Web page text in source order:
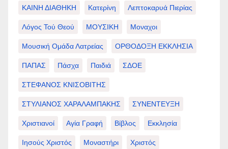
ΚΑΙΝΗ ΔΙΑΘΗΚΗ Κατερίνη Λεπτοκαρυά Πιερίας
Λόγος Τού Θεού ΜΟΥΣΙΚΗ Μοναχοι
Μουσική Ομάδα Λατρείας ΟΡΘΟΔΟΞΗ ΕΚΚΛΗΣΙΑ
ΠΑΠΑΣ Πάσχα Παιδιά ΣΔΟΕ
ΣΤΕΦΑΝΟΣ ΚΝΙΣΟΒΙΤΗΣ
ΣΤΥΛΙΑΝΟΣ ΧΑΡΑΛΑΜΠΑΚΗΣ ΣΥΝΕΝΤΕΥΞΗ
Χριστιανοί Αγία Γραφή Βίβλος Εκκλησία
Ιησούς Χριστός Μοναστήρι Χριστός